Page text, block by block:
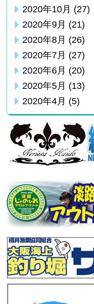
2020年10月 (27)
2020年9月 (21)
2020年8月 (26)
2020年7月 (27)
2020年6月 (20)
2020年5月 (13)
2020年4月 (5)